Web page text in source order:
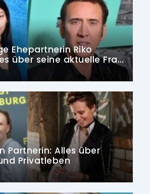
Ehepartnerin Riko
über seine aktuelle Frau
Ehen
Partnerin: Alles über
Privatleben